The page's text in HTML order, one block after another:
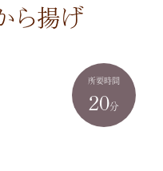
ら揚げ
所要時間
20分